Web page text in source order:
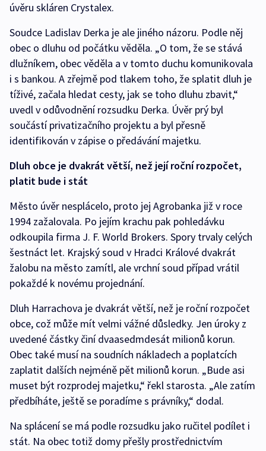
úvěru skláren Crystalex.
Soudce Ladislav Derka je ale jiného názoru. Podle něj
obec o dluhu od počátku věděla. „O tom, že se stává
dlužníkem, obec věděla a v tomto duchu komunikovala
i s bankou. A zřejmě pod tlakem toho, že splatit dluh je
tíživé, začala hledat cesty, jak se toho dluhu zbavit,“
uvedl v odůvodnění rozsudku Derka. Úvěr prý byl
součástí privatizačního projektu a byl přesně
identifikován v zápise o předávání majetku.
Dluh obce je dvakrát větší, než její roční rozpočet,
platit bude i stát
Město úvěr nesplácelo, proto jej Agrobanka již v roce
1994 zažalovala. Po jejím krachu pak pohledávku
odkoupila firma J. F. World Brokers. Spory trvaly celých
šestnáct let. Krajský soud v Hradci Králové dvakrát
žalobu na město zamítl, ale vrchní soud případ vrátil
pokaždé k novému projednání.
Dluh Harrachova je dvakrát větší, než je roční rozpočet
obce, což může mít velmi vážné důsledky. Jen úroky z
uvedené částky činí dvaasedmdesát milionů korun.
Obec také musí na soudních nákladech a poplatcích
zaplatit dalších nejméně pět milionů korun. „Bude asi
muset být rozprodej majetku,“ řekl starosta. „Ale zatím
předbíháte, ještě se poradíme s právníky,“ dodal.
Na splácení se má podle rozsudku jako ručitel podílet i
stát. Na obec totiž domy přešly prostřednictvím